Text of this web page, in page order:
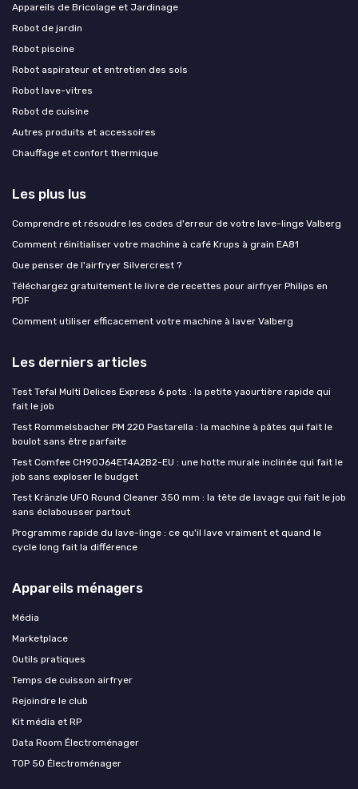
Appareils de Bricolage et Jardinage
Robot de jardin
Robot piscine
Robot aspirateur et entretien des sols
Robot lave-vitres
Robot de cuisine
Autres produits et accessoires
Chauffage et confort thermique
Les plus lus
Comprendre et résoudre les codes d'erreur de votre lave-linge Valberg
Comment réinitialiser votre machine à café Krups à grain EA81
Que penser de l'airfryer Silvercrest ?
Téléchargez gratuitement le livre de recettes pour airfryer Philips en
PDF
Comment utiliser efficacement votre machine à laver Valberg
Les derniers articles
Test Tefal Multi Delices Express 6 pots : la petite yaourtière rapide qui
fait le job
Test Rommelsbacher PM 220 Pastarella : la machine à pâtes qui fait le
boulot sans être parfaite
Test Comfee CH90J64ET4A2B2-EU : une hotte murale inclinée qui fait le
job sans exploser le budget
Test Kränzle UFO Round Cleaner 350 mm : la tête de lavage qui fait le job
sans éclabousser partout
Programme rapide du lave-linge : ce qu'il lave vraiment et quand le
cycle long fait la différence
Appareils ménagers
Média
Marketplace
Outils pratiques
Temps de cuisson airfryer
Rejoindre le club
Kit média et RP
Data Room Électroménager
TOP 50 Électroménager